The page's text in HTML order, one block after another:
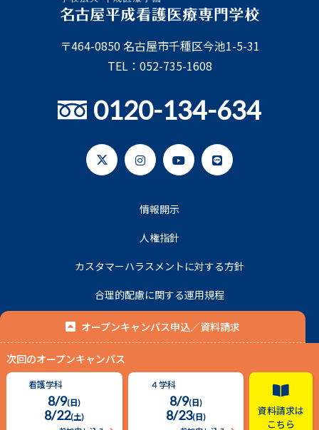
〒464-0850 名古屋市千種区今池1-5-31
TEL：052-735-1608
0120-134-634
情報開示
人権指針
カスタマーハラスメントに対する方針
合理的配慮に関する運用規程
プライバシーポリシー
© 2020 名古屋平成看護医療専門学校.
オープンキャンパス申込／資料請求
次回のオープンキャンパス
看護学科
8/9(日)
8/22(土)
４学科
8/9(日)
8/23(日)
資料請求は
こちら